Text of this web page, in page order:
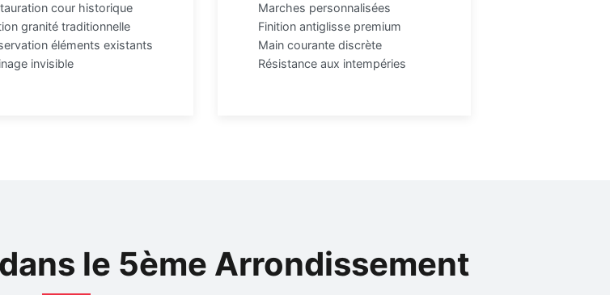
cour historique
granité traditionnelle
éléments existants
invisible
Marches personnalisées
Finition antiglisse premium
Main courante discrète
Résistance aux intempéries
le 5ème Arrondissement